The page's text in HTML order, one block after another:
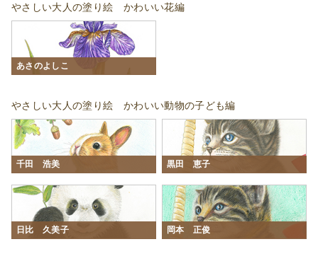
やさしい大人の塗り絵 かわいい花編
あさのよしこ
やさしい大人の塗り絵 かわいい動物の子ども編
千田 浩美 黒田 恵子
日比 久美子 岡本 正俊